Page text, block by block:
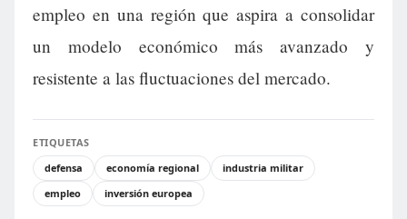
empleo en una región que aspira a consolidar
un modelo económico más avanzado y
resistente a las fluctuaciones del mercado.
ETIQUETAS
defensa
economía regional
industria militar
empleo
inversión europea